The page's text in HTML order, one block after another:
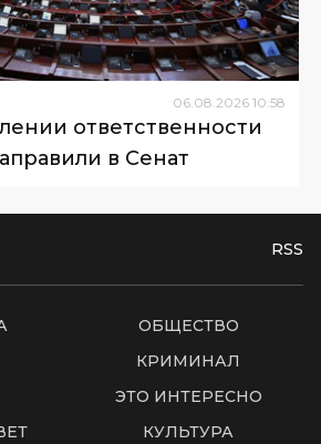
06.08.2026 10:58
ответственности
в Сенат
RSS
ОБЩЕСТВО
КРИМИНАЛ
ЭТО ИНТЕРЕСНО
КУЛЬТУРА